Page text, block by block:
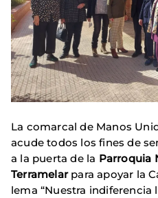
La comarcal de Manos
acude todos los fines de
a la puerta de la Parroquia
Terramelar para apoyar la
lema “Nuestra indiferencia